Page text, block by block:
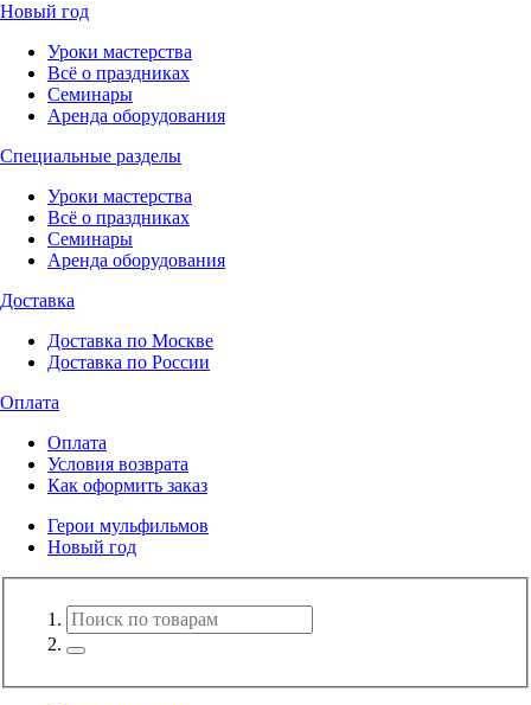
Новый год
Уроки мастерства
Всё о праздниках
Семинары
Аренда оборудования
Специальные разделы
Уроки мастерства
Всё о праздниках
Семинары
Аренда оборудования
Доставка
Доставка по Москве
Доставка по России
Оплата
Оплата
Условия возврата
Как оформить заказ
Герои мульфильмов
Новый год